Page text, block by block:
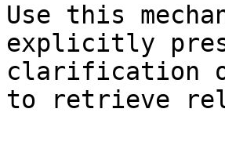
Use this
explicitly
clarification